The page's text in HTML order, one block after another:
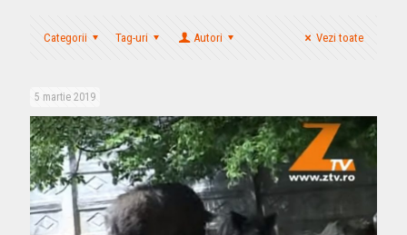
Categorii Tag-uri Autori Vezi toate
5 martie 2019